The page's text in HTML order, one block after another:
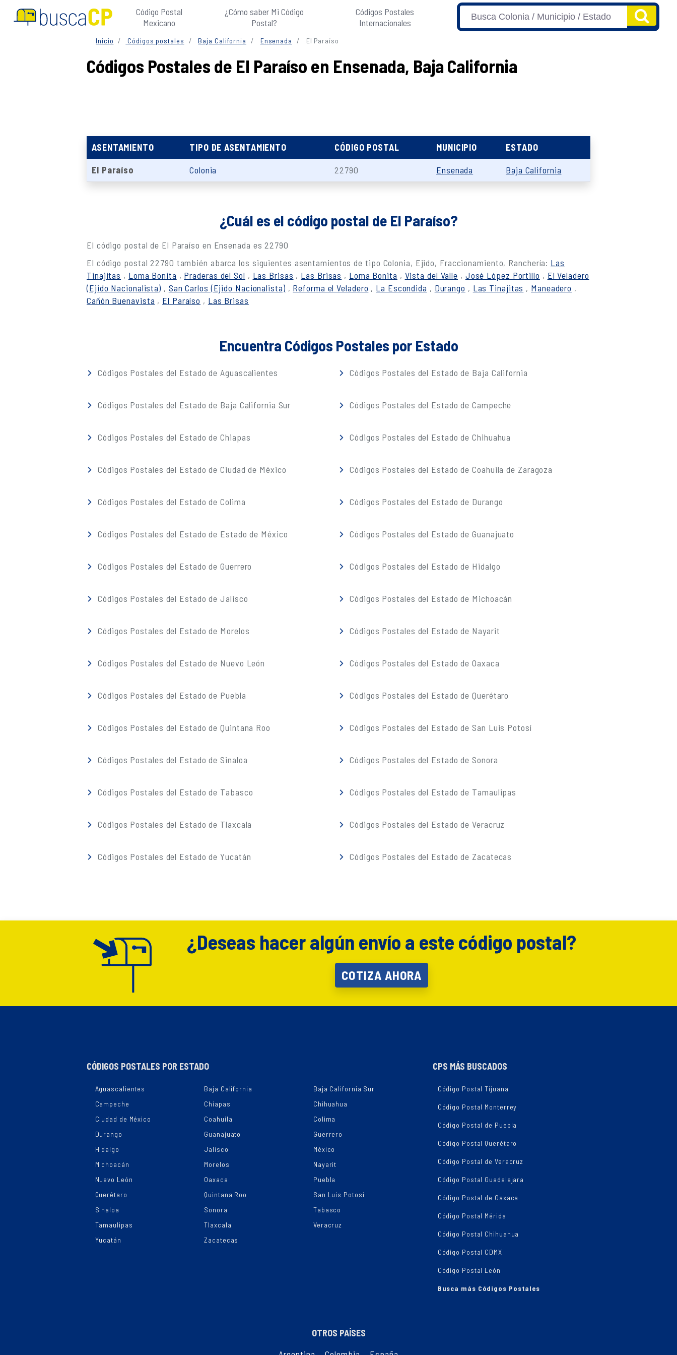
Código Postal
Mexicano
¿Cómo saber Mi Código
Postal?
Códigos Postales
Internacionales
Inicio Códigos postales Baja California Ensenada El Paraíso
Códigos Postales de El Paraíso en Ensenada, Baja California
ASENTAMIENTO TIPO DE ASENTAMIENTO CÓDIGO POSTAL MUNICIPIO ESTADO
El Paraíso Colonia 22790 Ensenada Baja California
¿Cuál es el código postal de El Paraíso?
El código postal de El Paraíso en Ensenada es 22790
El código postal 22790 también abarca los siguientes asentamientos de tipo Colonia, Ejido, Fraccionamiento, Ranchería: Las
Tinajitas , Loma Bonita , Praderas del Sol , Las Brisas , Las Brisas , Loma Bonita , Vista del Valle , José López Portillo , El Veladero
(Ejido Nacionalista) , San Carlos (Ejido Nacionalista) , Reforma el Veladero , La Escondida , Durango , Las Tinajitas , Maneadero ,
Cañón Buenavista , El Paraíso , Las Brisas
Encuentra Códigos Postales por Estado
Códigos Postales del Estado de Aguascalientes Códigos Postales del Estado de Baja California
Códigos Postales del Estado de Baja California Sur Códigos Postales del Estado de Campeche
Códigos Postales del Estado de Chiapas Códigos Postales del Estado de Chihuahua
Códigos Postales del Estado de Ciudad de México Códigos Postales del Estado de Coahuila de Zaragoza
Códigos Postales del Estado de Colima Códigos Postales del Estado de Durango
Códigos Postales del Estado de Estado de México Códigos Postales del Estado de Guanajuato
Códigos Postales del Estado de Guerrero Códigos Postales del Estado de Hidalgo
Códigos Postales del Estado de Jalisco Códigos Postales del Estado de Michoacán
Códigos Postales del Estado de Morelos Códigos Postales del Estado de Nayarit
Códigos Postales del Estado de Nuevo León Códigos Postales del Estado de Oaxaca
Códigos Postales del Estado de Puebla Códigos Postales del Estado de Querétaro
Códigos Postales del Estado de Quintana Roo Códigos Postales del Estado de San Luis Potosí
Códigos Postales del Estado de Sinaloa Códigos Postales del Estado de Sonora
Códigos Postales del Estado de Tabasco Códigos Postales del Estado de Tamaulipas
Códigos Postales del Estado de Tlaxcala Códigos Postales del Estado de Veracruz
Códigos Postales del Estado de Yucatán Códigos Postales del Estado de Zacatecas
¿Deseas hacer algún envío a este código postal?
COTIZA AHORA
CÓDIGOS POSTALES POR ESTADO
Aguascalientes Baja California
Baja California Sur
Campeche
Chiapas
Chihuahua
Ciudad de México
Coahuila
Colima
Durango
Guanajuato
Guerrero
Hidalgo
Jalisco
México
Michoacán
Morelos
Nayarit
Nuevo León
Oaxaca
Puebla
Querétaro
Quintana Roo
San Luis Potosí
Sinaloa
Sonora
Tabasco
Tamaulipas
Tlaxcala
Veracruz
Yucatán
Zacatecas
CPS MÁS BUSCADOS
Código Postal Tijuana
Código Postal Monterrey
Código Postal de Puebla
Código Postal Querétaro
Código Postal de Veracruz
Código Postal Guadalajara
Código Postal de Oaxaca
Código Postal Mérida
Código Postal Chihuahua
Código Postal CDMX
Código Postal León
Busca más Códigos Postales
OTROS PAÍSES